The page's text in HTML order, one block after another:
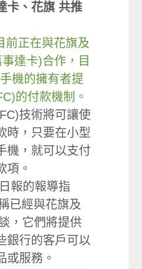
卡、花旗 共推
前正在與花旗及
達卡)合作，目
機的擁有者提
的付款機制。
技術將可讓使
時，只要在小型
機，就可以支付
項。
報的報導指
已經與花旗及
，它們將提供
銀行的客戶可以
或服務。